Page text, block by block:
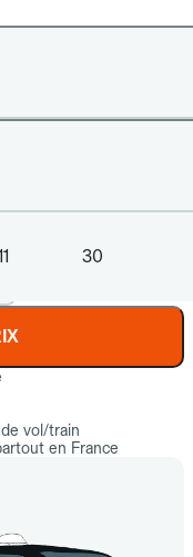
30
vol/train
en France